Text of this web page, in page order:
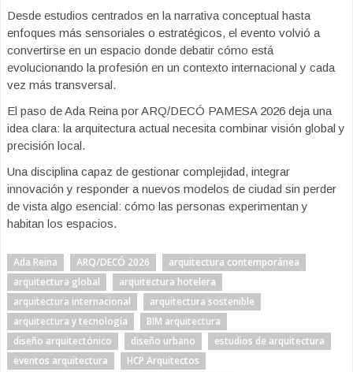
Desde estudios centrados en la narrativa conceptual hasta
enfoques más sensoriales o estratégicos, el evento volvió a
convertirse en un espacio donde debatir cómo está
evolucionando la profesión en un contexto internacional y cada
vez más transversal.
El paso de Ada Reina por ARQ/DECÓ PAMESA 2026 deja una
idea clara: la arquitectura actual necesita combinar visión global y
precisión local.
Una disciplina capaz de gestionar complejidad, integrar
innovación y responder a nuevos modelos de ciudad sin perder
de vista algo esencial: cómo las personas experimentan y
habitan los espacios.
Ada Reina ARQ/DECÓ 2026
arquitectura contemporánea
arquitectura global
arquitectura hotelera
arquitectura internacional
arquitectura sostenible
arquitectura y tecnología
BIM arquitectura
diseño arquitectónico
diseño urbano
estudios de arquitectura
eventos arquitectura
HCP Arquitectos